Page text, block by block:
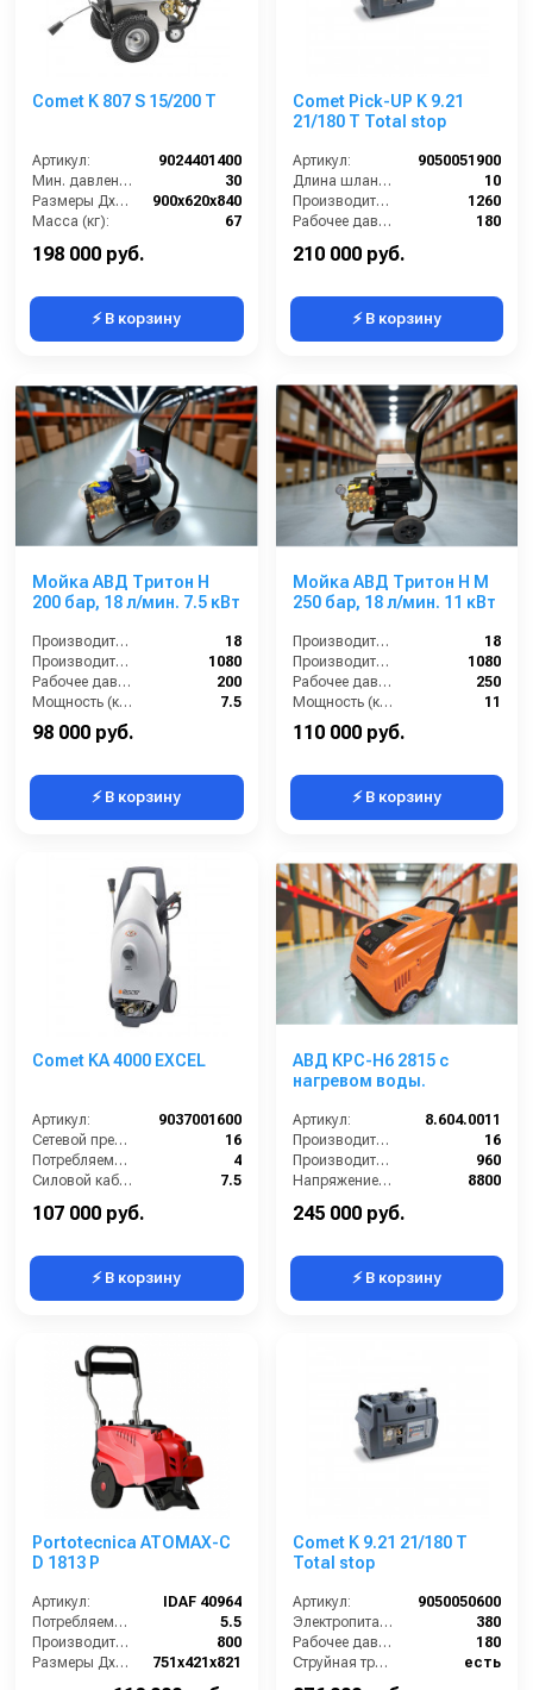
Comet K 807 S 15/200 T
Артикул:
9024401400
Мин. давление (бар):
30
Размеры ДхШхВ (мм):
900x620x840
Масса (кг):
67
198 000 руб.
⚡ В корзину
Comet Pick-UP K 9.21
21/180 T Total stop
Артикул:
9050051900
Длина шланга ВД (м):
10
Производительность (л/ч):
1260
Рабочее давление (бар):
180
210 000 руб.
⚡ В корзину
Мойка АВД Тритон H
200 бар, 18 л/мин. 7.5 кВт
Производительность (л/мин):
18
Производительность (л/ч):
1080
Рабочее давление (бар):
200
Мощность (кВт):
7.5
98 000 руб.
⚡ В корзину
Мойка АВД Тритон H M
250 бар, 18 л/мин. 11 кВт
Производительность (л/мин):
18
Производительность (л/ч):
1080
Рабочее давление (бар):
250
Мощность (кВт):
11
110 000 руб.
⚡ В корзину
Comet KA 4000 EXCEL
Артикул:
9037001600
Сетевой предохранитель (А):
16
Потребляемая мощность (Вт):
4
Силовой кабель (м):
7.5
107 000 руб.
⚡ В корзину
АВД KPC-H6 2815 с
нагревом воды.
Артикул:
8.604.0011
Производительность (л/мин):
16
Производительность (л/ч):
960
Напряжение (В):
8800
245 000 руб.
⚡ В корзину
Portotecnica ATOMAX-C
D 1813 P
Артикул:
IDAF 40964
Потребляемая мощность (Вт):
5.5
Производительность (л/ч):
800
Размеры ДхШхВ (мм):
751х421х821
Comet K 9.21 21/180 T
Total stop
Артикул:
9050050600
Электропитание (В):
380
Рабочее давление (бар):
180
Струйная трубка (копьё):
есть